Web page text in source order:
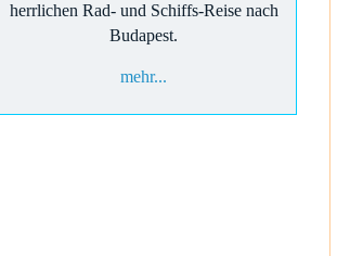
herrlichen Rad- und Schiffs-Reise nach
Budapest.
mehr...